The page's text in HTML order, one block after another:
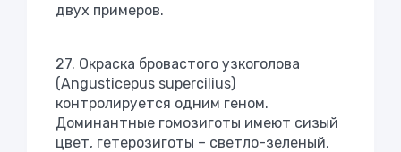
двух примеров.
27. Окраска бровастого узкоголова
(Аngusticepus supercilius)
контролируется одним геном.
Доминантные гомозиготы имеют сизый
цвет, гетерозиготы – светло-зеленый,